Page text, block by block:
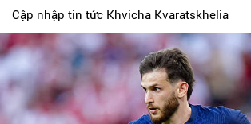
Cập nhập tin tức Khvicha Kvaratskhelia